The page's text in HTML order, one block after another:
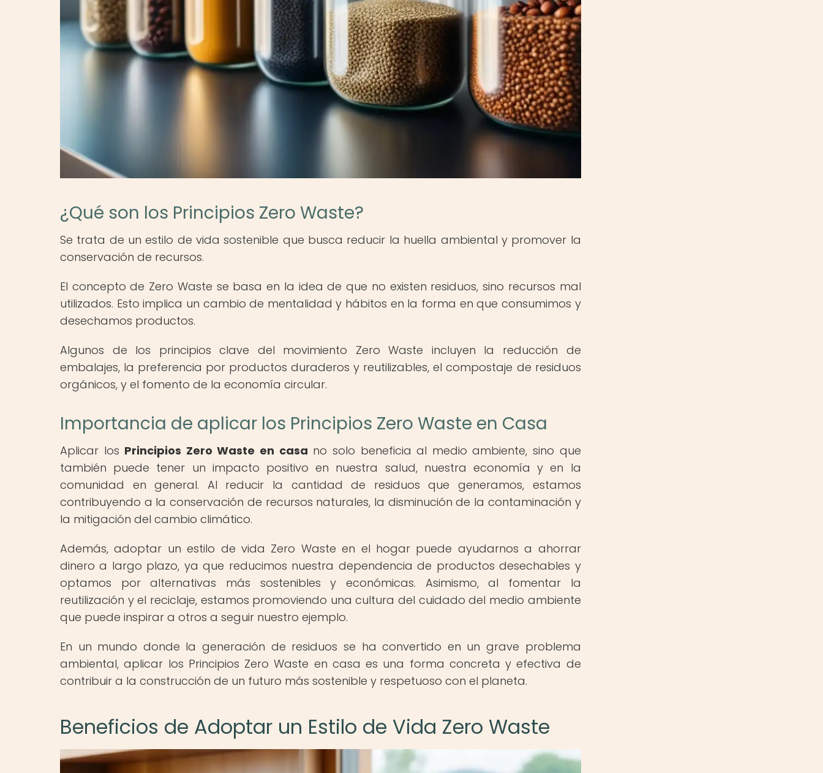
¿Qué son los Principios Zero Waste?
Se trata de un estilo de vida sostenible que busca reducir la huella ambiental y promover la
conservación de recursos.
El concepto de Zero Waste se basa en la idea de que no existen residuos, sino recursos mal
utilizados. Esto implica un cambio de mentalidad y hábitos en la forma en que consumimos y
desechamos productos.
Algunos de los principios clave del movimiento Zero Waste incluyen la reducción de
embalajes, la preferencia por productos duraderos y reutilizables, el compostaje de residuos
orgánicos, y el fomento de la economía circular.
Importancia de aplicar los Principios Zero Waste en Casa
Aplicar los Principios Zero Waste en casa no solo beneficia al medio ambiente, sino que
también puede tener un impacto positivo en nuestra salud, nuestra economía y en la
comunidad en general. Al reducir la cantidad de residuos que generamos, estamos
contribuyendo a la conservación de recursos naturales, la disminución de la contaminación y
la mitigación del cambio climático.
Además, adoptar un estilo de vida Zero Waste en el hogar puede ayudarnos a ahorrar
dinero a largo plazo, ya que reducimos nuestra dependencia de productos desechables y
optamos por alternativas más sostenibles y económicas. Asimismo, al fomentar la
reutilización y el reciclaje, estamos promoviendo una cultura del cuidado del medio ambiente
que puede inspirar a otros a seguir nuestro ejemplo.
En un mundo donde la generación de residuos se ha convertido en un grave problema
ambiental, aplicar los Principios Zero Waste en casa es una forma concreta y efectiva de
contribuir a la construcción de un futuro más sostenible y respetuoso con el planeta.
Beneficios de Adoptar un Estilo de Vida Zero Waste